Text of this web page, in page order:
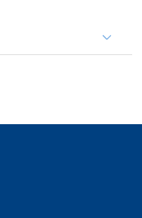
Civile